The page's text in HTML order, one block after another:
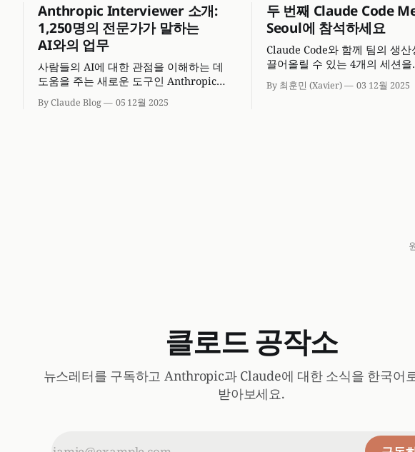
Anthropic Interviewer 소개:
1,250명의 전문가가 말하는
AI와의 업무
사람들의 AI에 대한 관점을 이해하는 데
도움을 주는 새로운 도구인 Anthropic
By Claude Blog 05 12월 2025
두 번째 Claude Code
Seoul에 참석하세요
Claude Code와 함께 팀의 생산
끌어올릴 수 있는 4개의 세션을
By 최훈민 (Xavier) 03 12월 2025
클로드 공작소
뉴스레터를 구독하고 Anthropic과 Claude에 대한 소식을 한국어
받아보세요.